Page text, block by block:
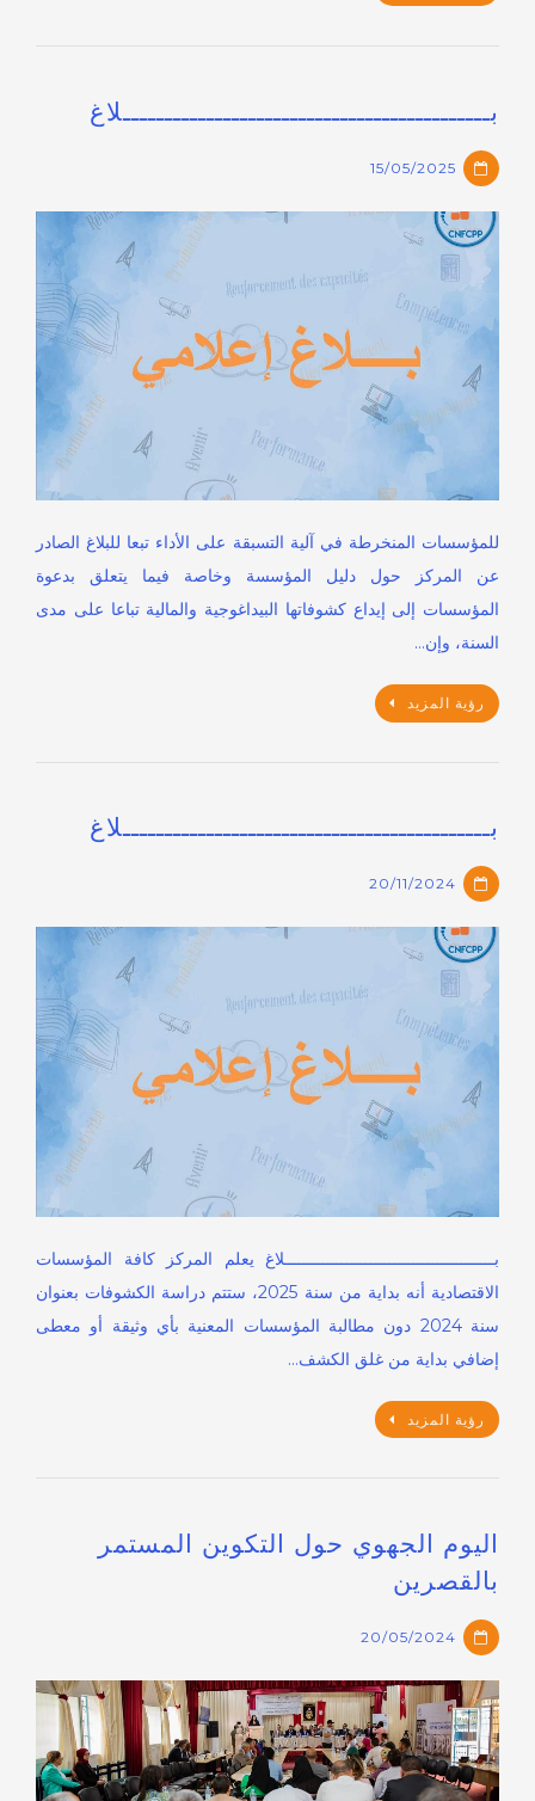
بــــــــــــــــــــــــــــــــــــــــــــلاغ
15/05/2025
للمؤسسات المنخرطة في آلية التسبقة على الأداء تبعا للبلاغ الصادر
عن المركز حول دليل المؤسسة وخاصة فيما يتعلق بدعوة
المؤسسات إلى إيداع كشوفاتها البيداغوجية والمالية تباعا على مدى
السنة، وإن…
رؤية المزيد
بــــــــــــــــــــــــــــــــــــــــــــلاغ
20/11/2024
بــــــــــــــــــــــــــــــــــــــــــــلاغ يعلم المركز كافة المؤسسات
الاقتصادية أنه بداية من سنة 2025، ستتم دراسة الكشوفات بعنوان
سنة 2024 دون مطالبة المؤسسات المعنية بأي وثيقة أو معطى
إضافي بداية من غلق الكشف…
رؤية المزيد
اليوم الجهوي حول التكوين المستمر
بالقصرين
20/05/2024